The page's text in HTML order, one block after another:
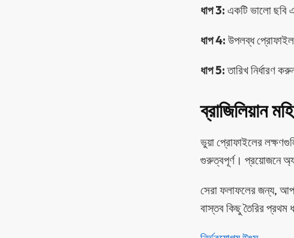
ধাপ 3: একটি ভালো ছবি
ধাপ 4: উপলব্ধ
ধাপ 5:তারিখ নির্ধারণ
ব্রাজিলিয়ান
ভুয়া প্রোফাইলের
গুরুত্বপূর্ণ। প্রয়োজনে
সেরা ফলাফলের জন্য,
বাস্তব কিছু তৈরির প্রথম